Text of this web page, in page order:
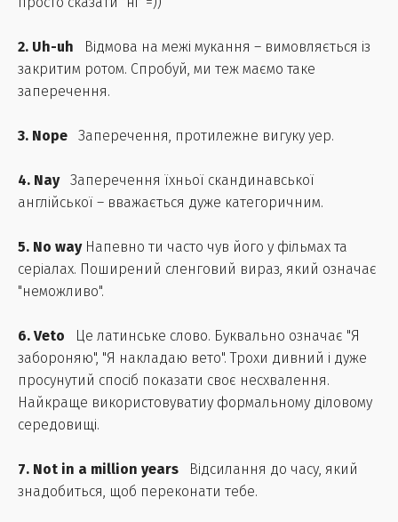
2. Uh-uh Відмова на межі мукання – вимовляється із
закритим ротом. Спробуй, ми теж маємо таке
заперечення.
3. Nope Заперечення, протилежне вигуку yep.
4. NayЗаперечення їхньої скандинавської
англійської – вважається дуже категоричним.
5. No wayНапевно ти часто чув його у фільмах та
серіалах. Поширений сленговий вираз, який означає
"неможливо".
6. Veto Це латинське слово. Буквально означає "Я
забороняю", "Я накладаю вето". Трохи дивний і дуже
просунутий спосіб показати своє несхвалення.
Найкраще використовуватиу формальному діловому
середовищі.
7. Not in a million years Відсилання до часу, який
знадобиться, щоб переконати тебе.